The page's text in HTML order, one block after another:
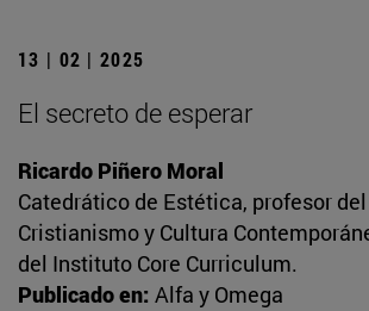
13 | 02 | 2025
El secreto de esperar
Ricardo Piñero Moral
Catedrático de Estética, profesor
Cristianismo y Cultura
del Instituto Core Curriculum.
Publicado en: Alfa y Omega